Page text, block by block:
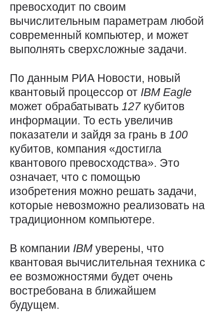
превосходит по своим
вычислительным параметрам любой
современный компьютер, и может
выполнять сверхсложные задачи.
По данным РИА Новости, новый
квантовый процессор от IBM Eagle
может обрабатывать 127 кубитов
информации. То есть увеличив
показатели и зайдя за грань в 100
кубитов, компания «достигла
квантового превосходства». Это
означает, что с помощью
изобретения можно решать задачи,
которые невозможно реализовать на
традиционном компьютере.
В компании IBM уверены, что
квантовая вычислительная техника с
ее возможностями будет очень
востребована в ближайшем
будущем.